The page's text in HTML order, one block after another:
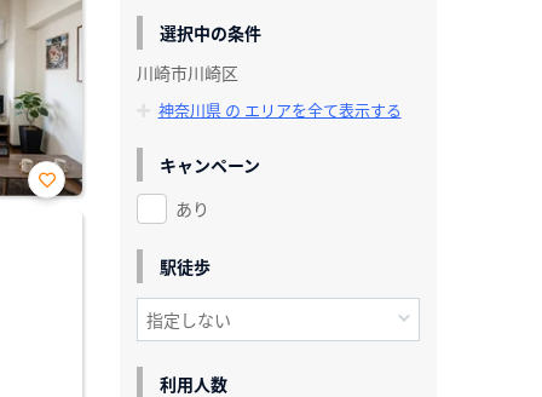
お気
選択中の条件
川崎市川崎区
神奈川県 の エリアを全て表示する
キャンペーン
あり
駅徒歩
利用人数